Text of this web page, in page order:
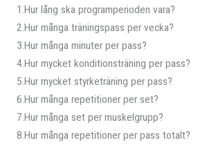
1.Hur lång ska programperioden vara?
2.Hur många träningspass per vecka?
3.Hur många minuter per pass?
4.Hur mycket konditionsträning per pass?
5.Hur mycket styrketräning per pass?
6.Hur många repetitioner per set?
7.Hur många set per muskelgrupp?
8.Hur många repetitioner per pass totalt?